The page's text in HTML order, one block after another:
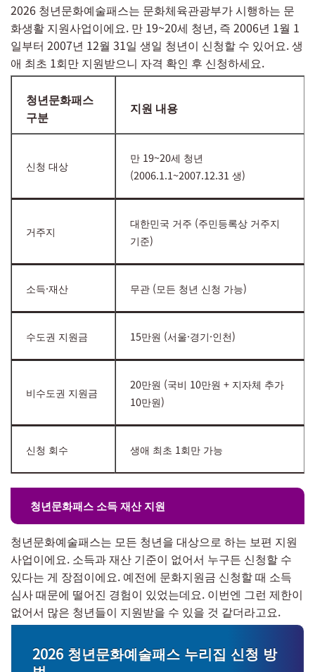
2026 청년문화예술패스는 문화체육관광부가 시행하는 문
화생활 지원사업이에요. 만 19~20세 청년, 즉 2006년 1월 1
일부터 2007년 12월 31일 생일 청년이 신청할 수 있어요. 생
애 최초 1회만 지원받으니 자격 확인 후 신청하세요.
청년문화패스
구분
지원 내용
신청 대상
만 19~20세 청년
(2006.1.1~2007.12.31 생)
거주지
대한민국 거주 (주민등록상 거주지
기준)
소득·재산 무관 (모든 청년 신청 가능)
수도권 지원금 15만원 (서울·경기·인천)
비수도권 지원금
20만원 (국비 10만원 + 지자체 추가
10만원)
신청 회수 생애 최초 1회만 가능
청년문화패스 소득 재산 지원
청년문화예술패스는 모든 청년을 대상으로 하는 보편 지원
사업이에요. 소득과 재산 기준이 없어서 누구든 신청할 수
있다는 게 장점이에요. 예전에 문화지원금 신청할 때 소득
심사 때문에 떨어진 경험이 있었는데요. 이번엔 그런 제한이
없어서 많은 청년들이 지원받을 수 있을 것 같더라고요.
2026 청년문화예술패스 누리집 신청 방